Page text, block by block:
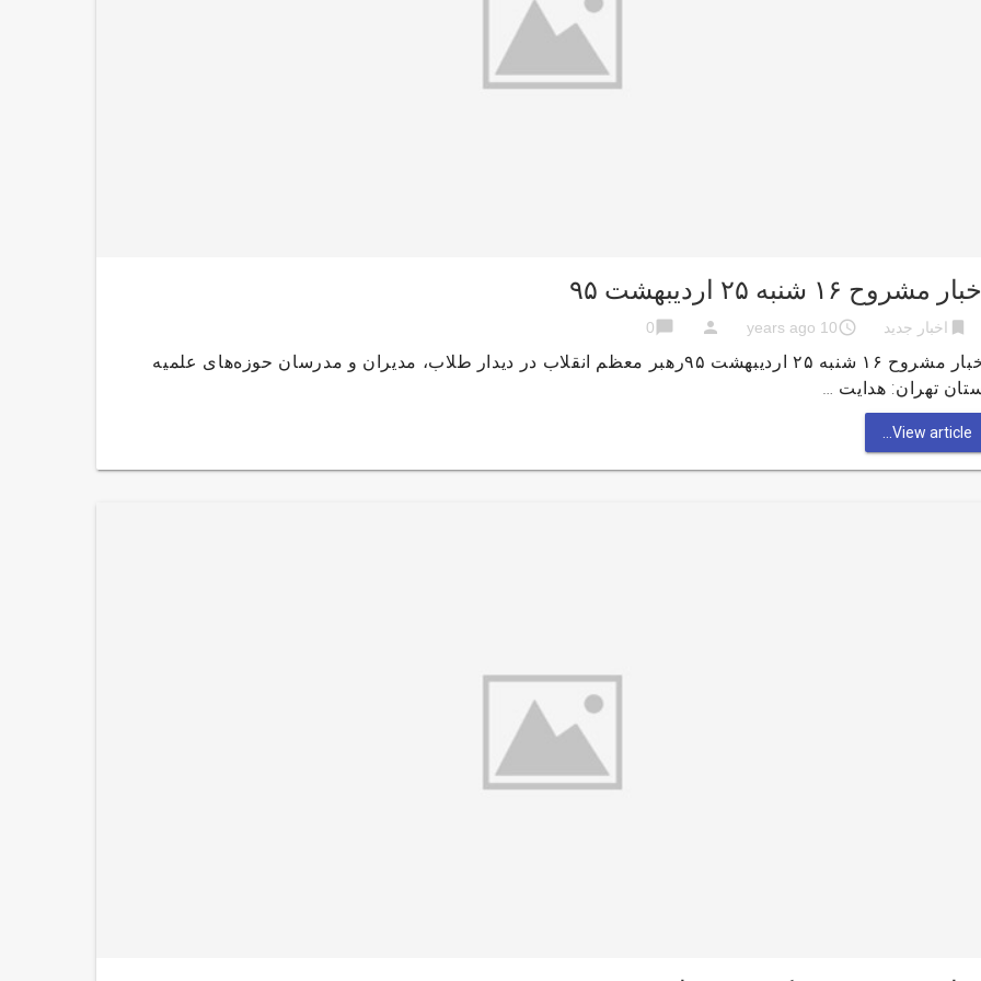
اخبار مشروح ۱۶ شنبه ۲۵ اردیبهشت ۹۵
bookmark اخبار جدید access_time
10 years ago
person
chat_bubble
0
اخبار مشروح ۱۶ شنبه ۲۵ اردیبهشت ۹۵رهبر معظم انقلاب در دیدار طلاب، مدیران و مدرسان حوزه‌های علمیه
تهران: هدایت …
View article...